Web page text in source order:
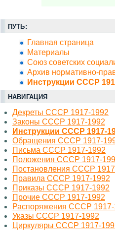
ПУТЬ:
Главная страница
Материалы
Союз советских
Архив нормативно-
Инструкции СССР
НАВИГАЦИЯ
Декреты СССР 1917-1992
Законы СССР 1917-1992
Инструкции СССР 1917-
Обращения СССР 1917-
Письма СССР 1917-1992
Положения СССР 1917-
Постановления СССР
Правила СССР 1917-1992
Приказы СССР 1917-1992
Прочие СССР 1917-1992
Распоряжения СССР 1917-
Указы СССР 1917-1992
Циркуляры СССР 1917-